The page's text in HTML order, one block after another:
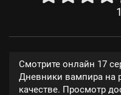
1
Смотрите онлайн 17
Дневники вампира на
качестве. Просмотр